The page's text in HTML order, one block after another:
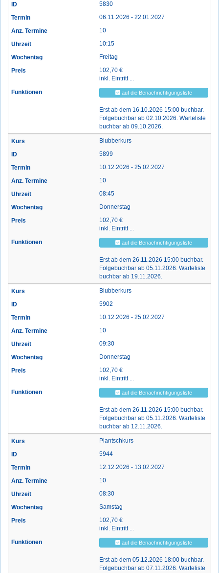
5830
06.11.2026 - 22.01.2027
10
10:15
Freitag
102,70 €
inkl. Eintritt ...
auf die Benachrichtigungsliste
Erst ab dem 16.10.2026 15:00 buchbar.
Folgebuchbar ab 02.10.2026. Warteliste
buchbar ab 09.10.2026.
Blubberkurs
5899
10.12.2026 - 25.02.2027
10
08:45
Donnerstag
102,70 €
inkl. Eintritt ...
auf die Benachrichtigungsliste
Erst ab dem 26.11.2026 15:00 buchbar.
Folgebuchbar ab 05.11.2026. Warteliste
buchbar ab 19.11.2026.
Blubberkurs
5902
10.12.2026 - 25.02.2027
10
09:30
Donnerstag
102,70 €
inkl. Eintritt ...
auf die Benachrichtigungsliste
Erst ab dem 26.11.2026 15:00 buchbar.
Folgebuchbar ab 05.11.2026. Warteliste
buchbar ab 12.11.2026.
Plantschkurs
5944
12.12.2026 - 13.02.2027
10
08:30
Samstag
102,70 €
inkl. Eintritt ...
auf die Benachrichtigungsliste
Erst ab dem 05.12.2026 18:00 buchbar.
Folgebuchbar ab 07.11.2026. Warteliste